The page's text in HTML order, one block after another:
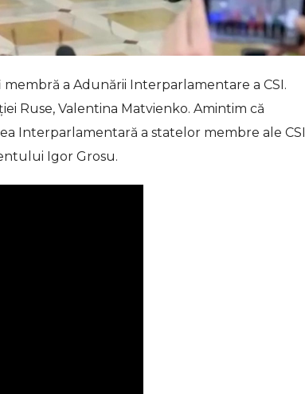
a Adunării Interparlamentare a CSI.
Ruse, Valentina Matvienko. Amintim că
Interparlamentară a statelor membre ale CSI
Igor Grosu.